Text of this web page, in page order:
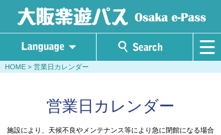
HOME > 営業日カレンダー
営業日カレンダー
施設により、天候不良やメンテナンス等により急に閉館になる場合